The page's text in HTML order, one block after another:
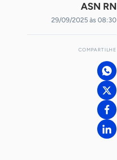
ASN RN
29/09/2025 às 08:30
COMPARTILHE